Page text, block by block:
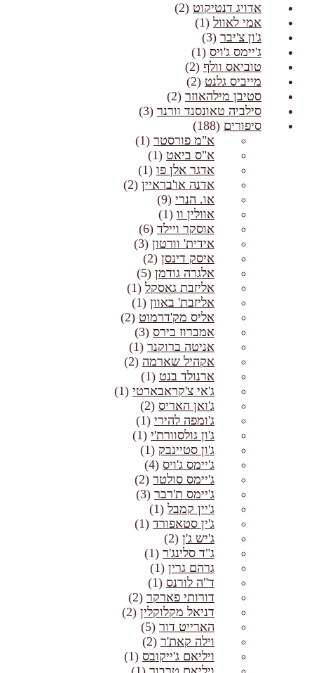
אדויג דנטיקוט (2)
אמי לאוול (1)
ג'ון צ'יבר (3)
ג'יימס ג'ויס (1)
טוביאס וולף (2)
מייביס גלנט (2)
סטיבן מילהאוזר (2)
סילביה טאונסנד וורנר (3)
סיפורים (188)
א"מ פורסטר (1)
א"ס ביאט (1)
אדגר אלן פו (1)
אדנה או'בראיין (2)
או. הנרי (9)
אוולין וו (1)
אוסקר ויילד (6)
אידית' וורטון (3)
איסק דינסן (2)
אלגרה גודמן (5)
אליזבת גאסקל (1)
אליזבת' באוון (1)
אליס מק'דרמוט (2)
אמברוז בירס (3)
אניטה ברוקנר (1)
אקהיל שארמה (2)
ארנולד בנט (1)
ג'אי צ'קראבארטי (1)
ג'ואן האריס (2)
ג'ומפה להירי (1)
ג'ון גולסוורת'י (1)
ג'ון סטיינבק (1)
ג'יימס ג'ויס (4)
ג'יימס סולטר (2)
ג'יימס ת'רבר (3)
ג'יין קמבל (1)
ג'ין סטאפורד (1)
ג'יש ג'ן (2)
ג"ד סלינג'ר (1)
גרהם גרין (1)
ד"ה לורנס (1)
דורותי פארקר (2)
דניאל מקלוקלין (2)
הארייט דור (5)
וילה קאת'ר (2)
ויליאם ג'ייקובס (1)